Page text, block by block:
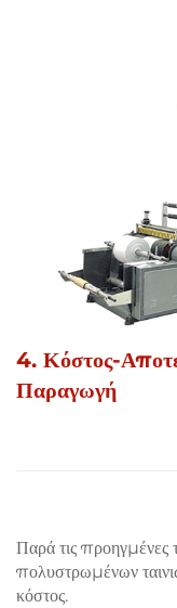
4. Κόστος-
Παραγωγή
Παρά τις προηγμένες
πολυστρωμένων
κόστος.